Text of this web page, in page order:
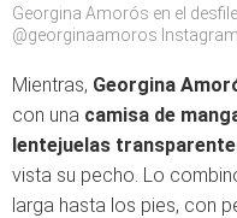
Georgina Amorós en el
@georginaamoros
Mientras, Georgina
con una camisa de
lentejuelas
vista su pecho. Lo
larga hasta los pies, con